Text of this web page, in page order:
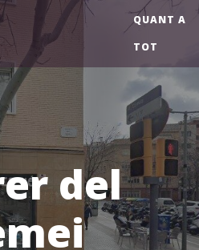
QUANT A
TOT
del